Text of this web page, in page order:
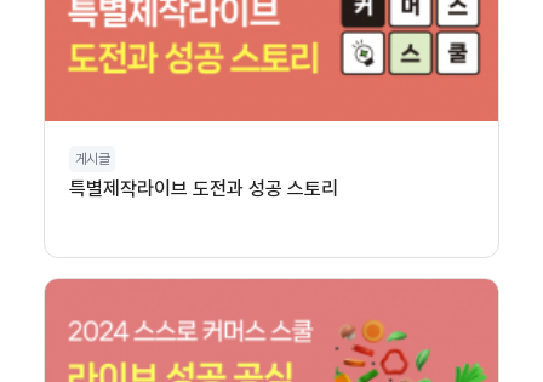
게시글
특별제작라이브 도전과 성공 스토리